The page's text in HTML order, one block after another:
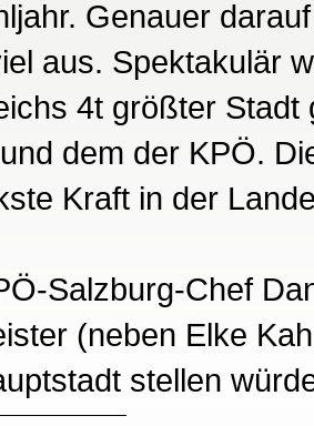
Genauer
aus. Spektakulär
4t größter
dem der KPÖ.
Kraft in der
Salzburg-Chef
(neben Elke
stellen